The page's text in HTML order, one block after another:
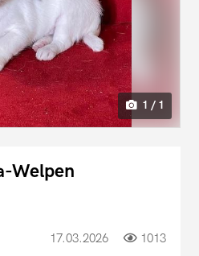
1 / 1
Welpen
17.03.2026 1013